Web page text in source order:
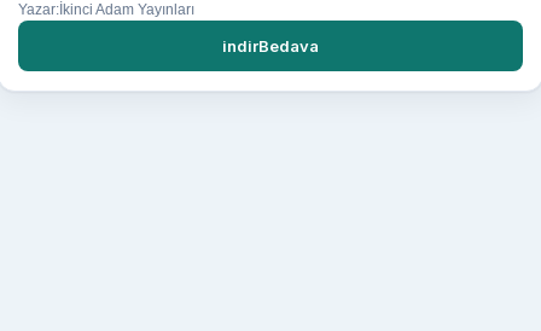
Yazar:İkinci Adam Yayınları
indirBedava